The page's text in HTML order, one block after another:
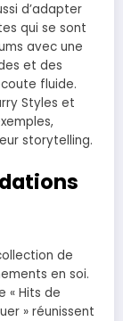
d’adapter
qui se sont
avec une
et des
fluide.
Styles et
storytelling.
de
en soi.
« Hits de
» réunissent